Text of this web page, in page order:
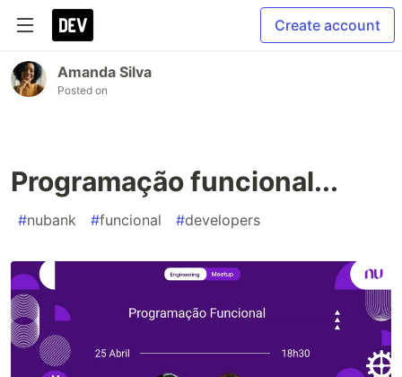
Create account
Amanda Silva
Posted on
Programação funcional...
#nubank #funcional #developers